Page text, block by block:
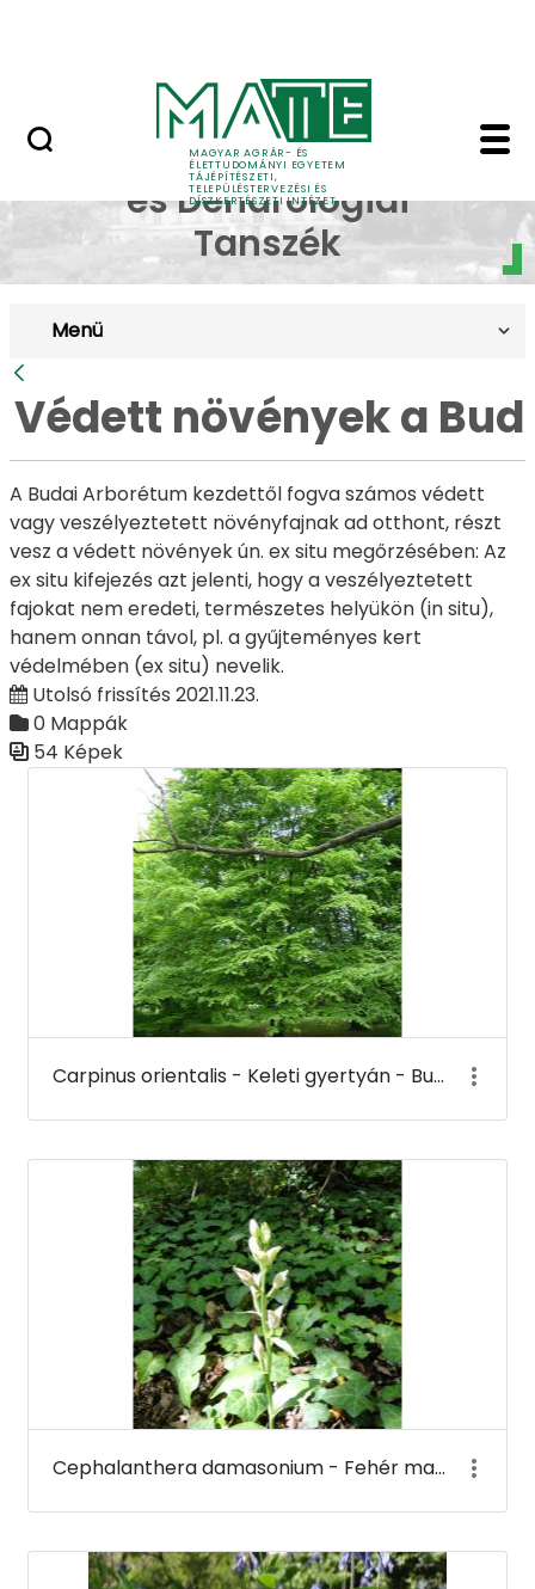
MAGYAR AGRÁR- ÉS
ÉLETTUDOMÁNYI EGYETEM
TÁJÉPÍTÉSZETI,
TELEPÜLÉSTERVEZÉSI ÉS
DÍSZKERTÉSZETI INTÉZET
Védett növények a
Dísznövénytermesztési
és Dendrológiai
Tanszék
Menü
Vissza
Védett növények a
A Budai Arborétum kezdettől fogva számos védett
vagy veszélyeztetett növényfajnak ad otthont, részt
vesz a védett növények ún. ex situ megőrzésében: Az
ex situ kifejezés azt jelenti, hogy a veszélyeztetett
fajokat nem eredeti, természetes helyükön (in situ),
hanem onnan távol, pl. a gyűjteményes kert
védelmében (ex situ) nevelik.
Utolsó frissítés 2021.11.23.
0 Mappák
54 Képek
Carpinus orientalis - Keleti gyertyán - Budai Arborétum
Cephalanthera damasonium - Fehér madársisak - Budai Arborétum